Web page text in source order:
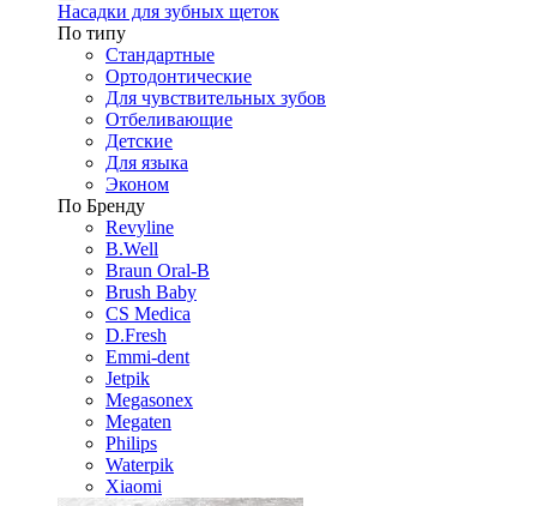
Насадки для зубных щеток
По типу
Стандартные
Ортодонтические
Для чувствительных зубов
Отбеливающие
Детские
Для языка
Эконом
По Бренду
Revyline
B.Well
Braun Oral-B
Brush Baby
CS Medica
D.Fresh
Emmi-dent
Jetpik
Megasonex
Megaten
Philips
Waterpik
Xiaomi